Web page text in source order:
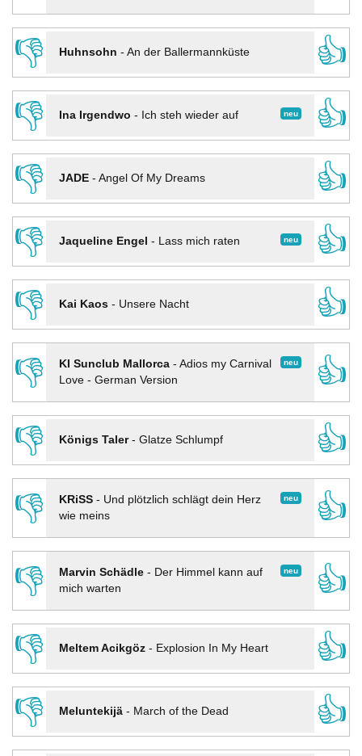
👎
Huhnsohn - An der Ballermannküste
👍
👎
neu
Ina Irgendwo - Ich steh wieder auf
👍
👎
JADE- Angel Of My Dreams
👍
👎
neu
Jaqueline Engel - Lass mich raten
👍
👎
Kai Kaos- Unsere Nacht
👍
👎
neu
KI Sunclub Mallorca- Adios my Carnival
Love - German Version
👍
👎
Königs Taler- Glatze Schlumpf
👍
👎
neu
KRiSS- Und plötzlich schlägt dein Herz
wie meins
👍
👎 neu
Marvin Schädle- Der Himmel kann auf
mich warten
👍
👎
Meltem Acikgöz- Explosion In My Heart
👍
👎
Meluntekijä- March of the Dead
👍